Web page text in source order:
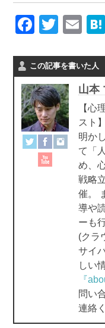
F
c
e
b
o
o
k
T
tt
er
E
ail
この記事を書いた人
山本
【心
スト
明か
て「
め、
戦略
催。
導や
ーも
(クラ
サイ
しい
『
問い
連絡